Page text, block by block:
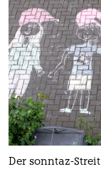
Der sonntaz-Streit